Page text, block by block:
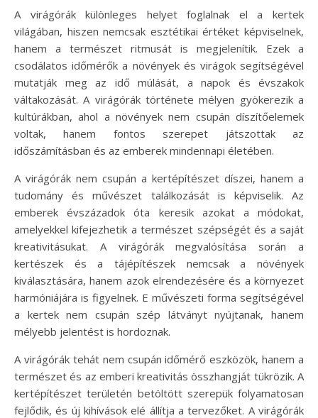
A virágórák különleges helyet foglalnak el a kertek
világában, hiszen nemcsak esztétikai értéket képviselnek,
hanem a természet ritmusát is megjelenítik. Ezek a
csodálatos időmérők a növények és virágok segítségével
mutatják meg az idő múlását, a napok és évszakok
váltakozását. A virágórák története mélyen gyökerezik a
kultúrákban, ahol a növények nem csupán díszítőelemek
voltak, hanem fontos szerepet játszottak az
időszámításban és az emberek mindennapi életében.
A virágórák nem csupán a kertépítészet díszei, hanem a
tudomány és művészet találkozását is képviselik. Az
emberek évszázadok óta keresik azokat a módokat,
amelyekkel kifejezhetik a természet szépségét és a saját
kreativitásukat. A virágórák megvalósítása során a
kertészek és a tájépítészek nemcsak a növények
kiválasztására, hanem azok elrendezésére és a környezet
harmóniájára is figyelnek. E művészeti forma segítségével
a kertek nem csupán szép látványt nyújtanak, hanem
mélyebb jelentést is hordoznak.
A virágórák tehát nem csupán időmérő eszközök, hanem a
természet és az emberi kreativitás összhangját tükrözik. A
kertépítészet területén betöltött szerepük folyamatosan
fejlődik, és új kihívások elé állítja a tervezőket. A virágórák